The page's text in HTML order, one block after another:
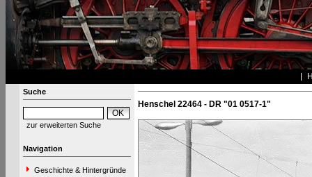
Suche
zur erweiterten Suche
Navigation
Geschichte & Hintergründe
Henschel 22464 - DR "01 0517-1"